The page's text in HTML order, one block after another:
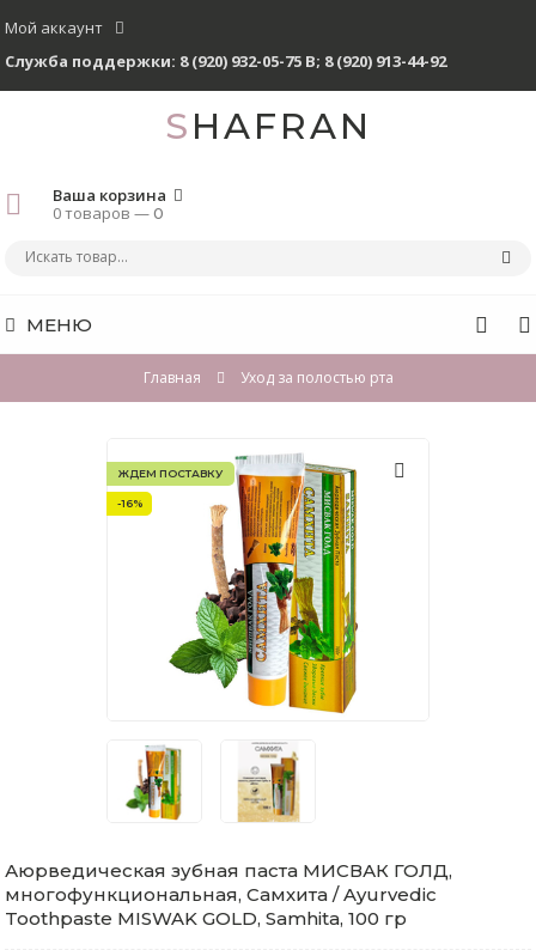
Мой аккаунт
Служба поддержки: 8 (920) 932-05-75 В; 8 (920) 913-44-92
SHAFRAN
Ваша корзина
0 товаров —0
МЕНЮ
Главная Уход за полостью рта
ЖДЕМ ПОСТАВКУ
-16%
Аюрведическая зубная паста МИСВАК ГОЛД,
многофункциональная, Самхита / Ayurvedic
Toothpaste MISWAK GOLD, Samhita, 100 гр